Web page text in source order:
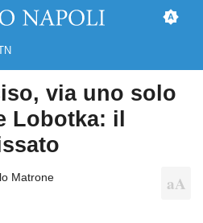
via uno solo
Lobotka: il
Matrone